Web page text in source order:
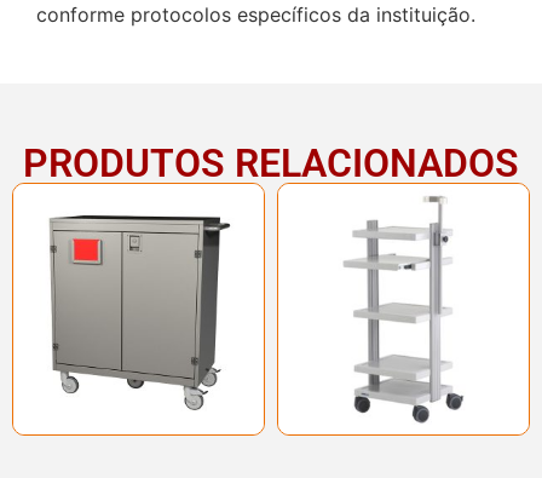
conforme protocolos específicos da instituição.
PRODUTOS RELACIONADOS